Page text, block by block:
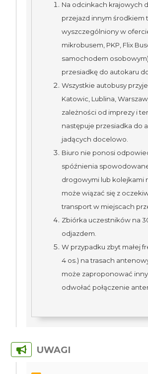
Na odcinkach krajowych
przejazd innym środkiem
wyszczególniony w
mikrobusem, PKP, Flix
samochodem
przesiadkę do autokaru
Wszystkie autobusy
Katowic, Lublina,
zależności od imprezy i
następuje przesiadka do
jadących docelowo.
Biuro nie ponosi
spóźnienia
drogowymi lub kolejkami
może wiązać się z
transport w miejscach
Zbiórka uczestników na
odjazdem.
W przypadku zbyt małej
4 os.) na trasach
może zaproponować
odwołać połączenie
UWAGI